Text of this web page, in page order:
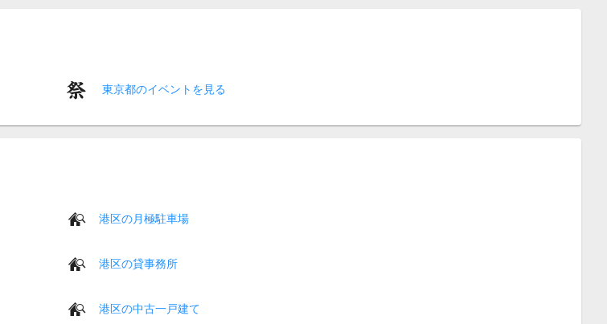
東京都のイベントを見る
港区の月極駐車場
港区の貸事務所
港区の中古一戸建て